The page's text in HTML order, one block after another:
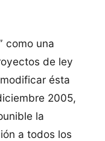
como una
de ley
ésta
2005,
la
a todos los